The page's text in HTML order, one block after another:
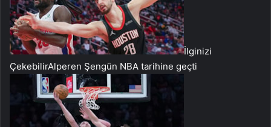
İlginizi
ÇekebilirAlperen Şengün NBA tarihine geçti